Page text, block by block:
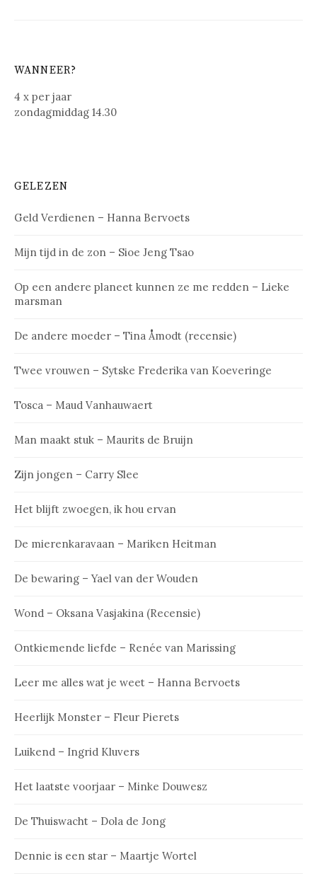
WANNEER?
4 x per jaar
zondagmiddag 14.30
GELEZEN
Geld Verdienen – Hanna Bervoets
Mijn tijd in de zon – Sioe Jeng Tsao
Op een andere planeet kunnen ze me redden – Lieke
marsman
De andere moeder – Tina Åmodt (recensie)
Twee vrouwen – Sytske Frederika van Koeveringe
Tosca – Maud Vanhauwaert
Man maakt stuk – Maurits de Bruijn
Zijn jongen – Carry Slee
Het blijft zwoegen, ik hou ervan
De mierenkaravaan – Mariken Heitman
De bewaring – Yael van der Wouden
Wond – Oksana Vasjakina (Recensie)
Ontkiemende liefde – Renée van Marissing
Leer me alles wat je weet – Hanna Bervoets
Heerlijk Monster – Fleur Pierets
Luikend – Ingrid Kluvers
Het laatste voorjaar – Minke Douwesz
De Thuiswacht – Dola de Jong
Dennie is een star – Maartje Wortel